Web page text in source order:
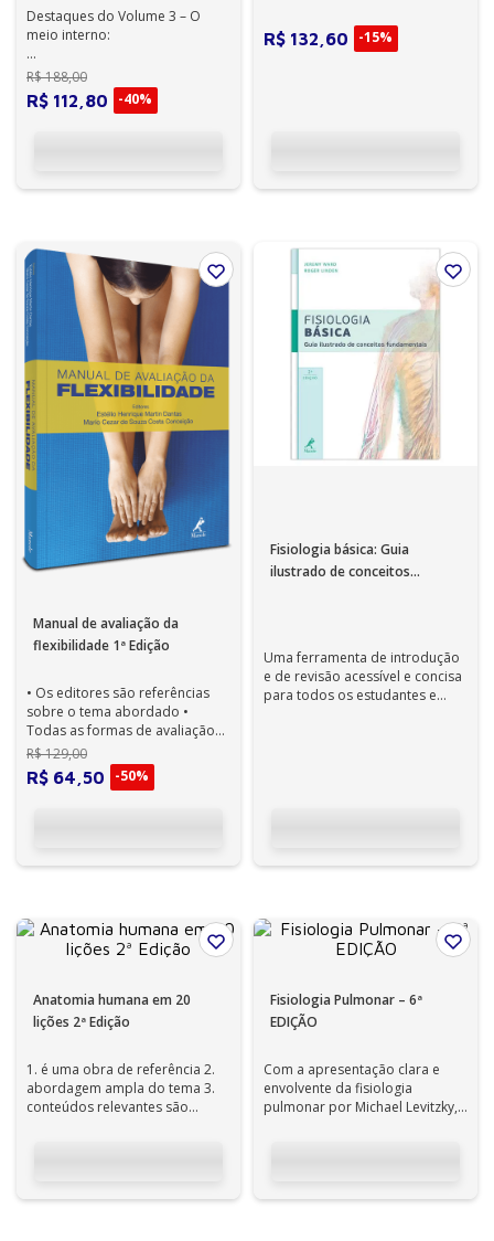
Destaques do Volume 3 – O
meio interno:
• Neste volume, veremos o meio
interno sob diferentes
perspectivas: a r...
R$188,00
R$ 112 80 -40%
R$ 132 60 -15%
Manual de avaliação da
flexibilidade 1ª Edição
• Os editores são referências
sobre o tema abordado •
Todas as formas de avaliação
da flexibilidade estão
detalhadamen...
R$129,00
R$ 64 50 -50%
Fisiologia básica: Guia
ilustrado de conceitos
Uma ferramenta de introdução
e de revisão acessível e concisa
para todos os estudantes e
Anatomia humana em 20
lições 2ª Edição
1. é uma obra de referência 2.
abordagem ampla do tema 3.
conteúdos relevantes são
Fisiologia Pulmonar – 6ª
EDIÇÃO
Com a apresentação clara e
envolvente da fisiologia
pulmonar por Michael Levitzky,